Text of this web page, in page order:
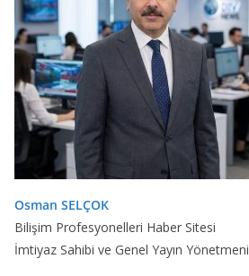
Osman SELÇOK
Bilişim Profesyonelleri Haber Sitesi
İmtiyaz Sahibi ve Genel Yayın Yönetmeni